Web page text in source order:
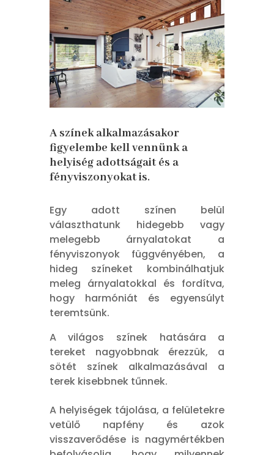
A színek alkalmazásakor
figyelembe kell vennünk a
helyiség adottságait és a
fényviszonyokat is.
Egy adott színen belül
választhatunk hidegebb vagy
melegebb árnyalatokat a
fényviszonyok függvényében, a
hideg színeket kombinálhatjuk
meleg árnyalatokkal és fordítva,
hogy harmóniát és egyensúlyt
teremtsünk.
A világos színek hatására a
tereket nagyobbnak érezzük, a
sötét színek alkalmazásával a
terek kisebbnek tűnnek.
A helyiségek tájolása, a felületekre
vetülő napfény és azok
visszaverődése is nagymértékben